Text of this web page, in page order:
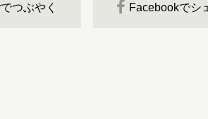
つぶやく Facebookでシ